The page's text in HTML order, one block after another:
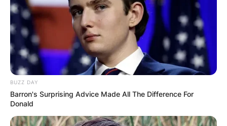
Црниот камен, кој се наоѓа во близина на
Велес, е особено познат по своите
лековити способности. Посетителите
известуваат за мешавина на емоции при
посетата, со чувство на морничавост
зголемено со глетката на облеката што
виси на блиските дрвја – традиција за која
се верува дека придонесува за лекување.
BUZZ DAY
Barron's Surprising Advice Made All The Difference For
Donald